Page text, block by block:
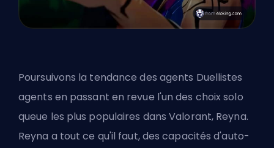
Poursuivons la tendance des agents Duellistes
agents en passant en revue l'un des choix solo
queue les plus populaires dans Valorant, Reyna.
Reyna a tout ce qu'il faut, des capacités d'auto-